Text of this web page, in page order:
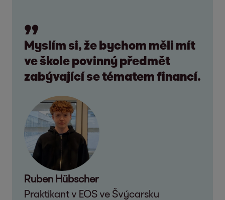
Myslím si, že bychom měli mít
ve škole povinný předmět
zabývající se tématem financí.
Ruben Hübscher
Praktikant v EOS ve Švýcarsku